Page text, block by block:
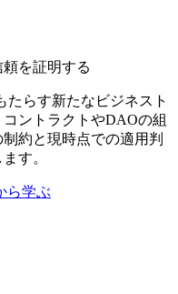
を証明する
たらす新たなビジネスト
ントラクトやDAOの組
約と現時点での適用判
す。
ら学ぶ